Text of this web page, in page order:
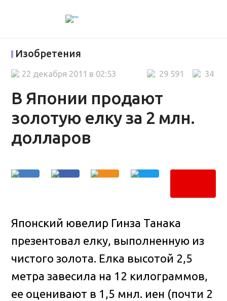
Изобретения
В Японии продают
золотую елку за 2 млн.
долларов
34
29 591
22 декабря 2011 в 02:53
Японский ювелир Гинза Танака
презентовал елку, выполненную из
чистого золота. Елка высотой 2,5
метра завесила на 12 килограммов,
ее оценивают в 1,5 мнл. иен (почти 2